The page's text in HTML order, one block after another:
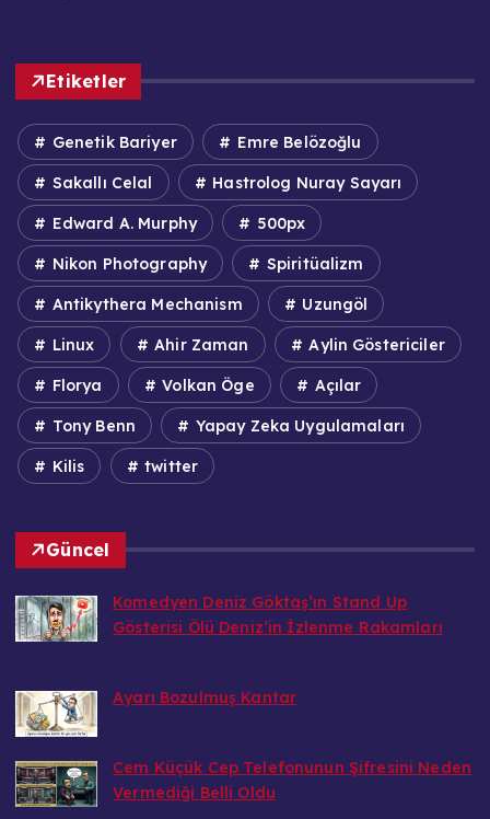
Etiketler
Genetik Bariyer Emre Belözoğlu
Sakallı Celal Hastrolog Nuray Sayarı
Edward A. Murphy 500px
Nikon Photography Spiritüalizm
Antikythera Mechanism Uzungöl
Linux Ahir Zaman Aylin Göstericiler
Florya Volkan Öge Açılar
Tony Benn Yapay Zeka Uygulamaları
Kilis twitter
Güncel
Komedyen Deniz Göktaş’ın Stand Up
Gösterisi Ölü Deniz’in İzlenme Rakamları
Ayarı Bozulmuş Kantar
Cem Küçük Cep Telefonunun Şifresini Neden
Vermediği Belli Oldu